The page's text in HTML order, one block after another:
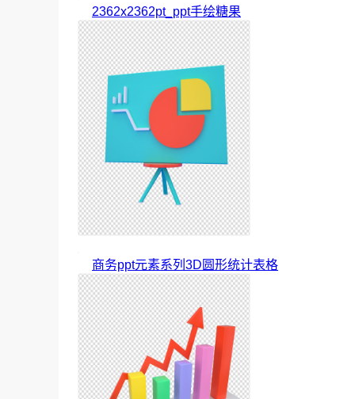
2362x2362pt_ppt手绘糖果
商务ppt元素系列3D圆形统计表格